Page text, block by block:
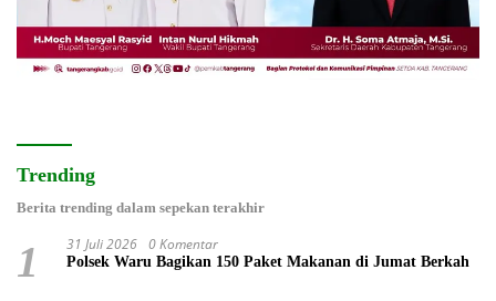
Trending
Berita trending dalam sepekan terakhir
1 31 Juli 2026 0 Komentar
Polsek Waru Bagikan 150 Paket Makanan di Jumat Berkah